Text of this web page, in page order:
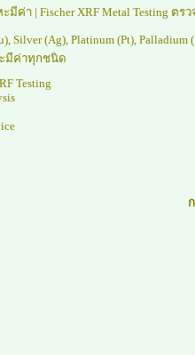
มีค่า | Fischer XRF Metal Testing
Silver (Ag), Platinum (Pt),
มีค่าทุกชนิด
Testing